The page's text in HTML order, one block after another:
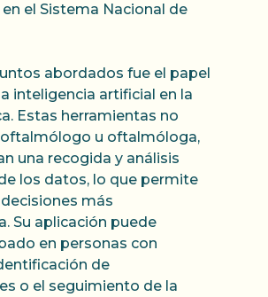
el Sistema Nacional de
abordados fue el papel
inteligencia artificial en la
Estas herramientas no
u oftalmóloga,
una recogida y análisis
los datos, lo que permite
más
Su aplicación puede
en personas con
de
o el seguimiento de la